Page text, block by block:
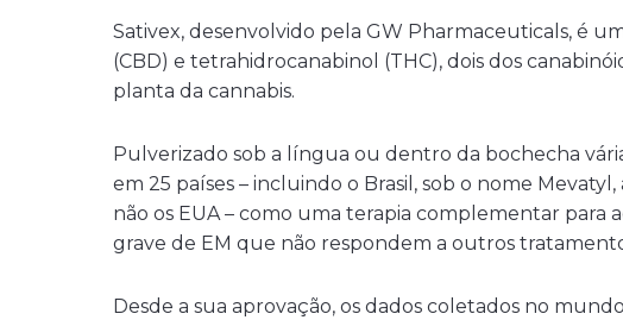
Sativex, desenvolvido pela GW Pharmaceuticals, é
(CBD) e tetrahidrocanabinol (THC), dois dos
planta da cannabis.
Pulverizado sob a língua ou dentro da bochecha
em 25 países – incluindo o Brasil, sob o nome Mevatyl ,
não os EUA – como uma terapia complementar para
grave de EM que não respondem a outros
Desde a sua aprovação, os dados coletados no